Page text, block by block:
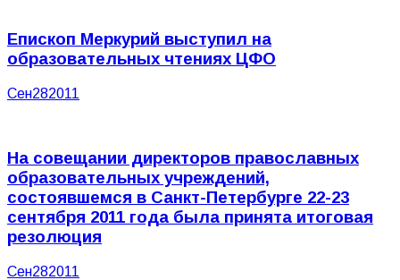
Епископ Меркурий выступил на
образовательных чтениях ЦФО
Сен282011
На совещании директоров православных
образовательных учреждений,
состоявшемся в Санкт-Петербурге 22-23
сентября 2011 года была принята итоговая
резолюция
Сен282011